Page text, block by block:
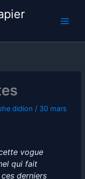
didion / 30 mars
vogue
qui fait
derniers